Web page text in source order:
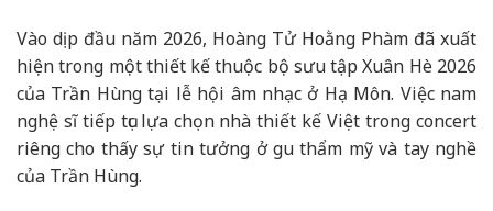
Vào dịp đầu năm 2026, Hoàng Tử Hoằng Phàm đã xuất
hiện trong một thiết kế thuộc bộ sưu tập Xuân Hè 2026
của Trần Hùng tại lễ hội âm nhạc ở Hạ Môn. Việc nam
nghệ sĩ tiếp tục lựa chọn nhà thiết kế Việt trong concert
riêng cho thấy sự tin tưởng ở gu thẩm mỹ và tay nghề
của Trần Hùng.